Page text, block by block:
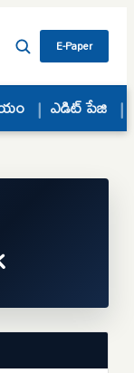
E-Paper
ఎడిట్ పేజి